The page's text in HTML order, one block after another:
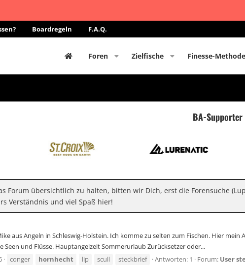
Boardregeln F.A.Q.
Foren Zielfische Finesse-
BA-Supporter
Forum übersichtlich zu halten, bitten wir Dich, erst die Forensuche
Verständnis und viel Spaß hier!
aus Angeln in Schleswig-Holstein. Ich komme zu selten zum Fischen. Hier mein
Seen und Flüsse. Hauptangelzeit Sommerurlaub Zurücksetzer oder...
conger hornhecht lip scull steckbrief Antworten: 1 Forum: User